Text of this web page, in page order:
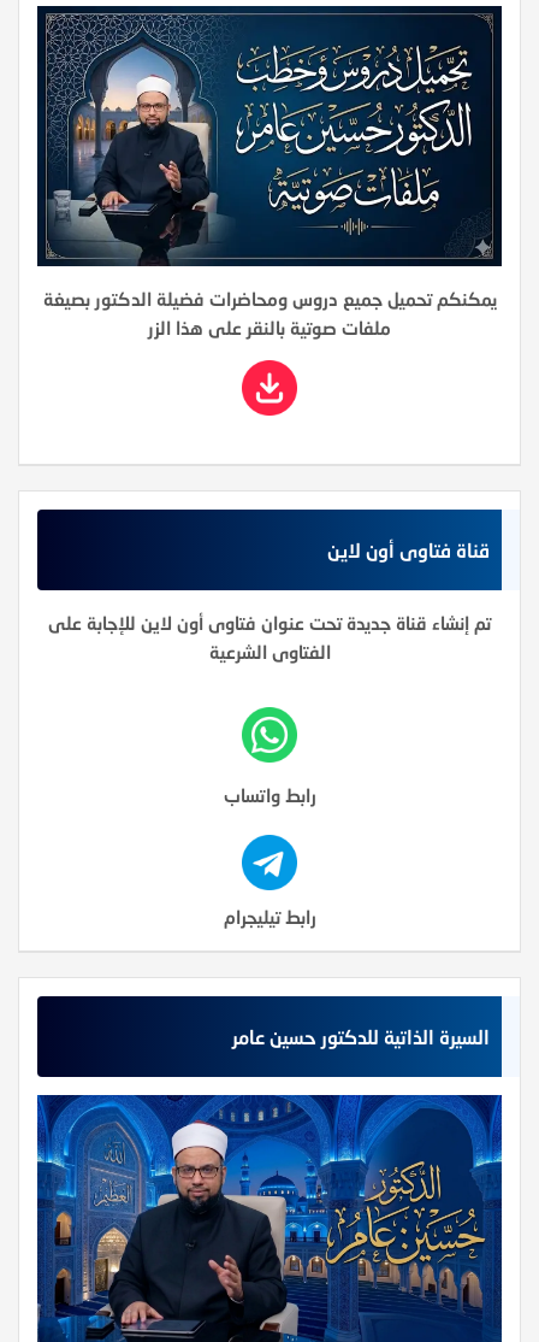
يمكنكم تحميل جميع دروس ومحاضرات فضيلة الدكتور بصيغة
ملفات صوتية بالنقر على هذا الزر
قناة فتاوى أون لاين
تم إنشاء قناة جديدة تحت عنوان فتاوى أون لاين للإجابة على
الفتاوى الشرعية
رابط واتساب
رابط تيليجرام
السيرة الذاتية للدكتور حسين عامر